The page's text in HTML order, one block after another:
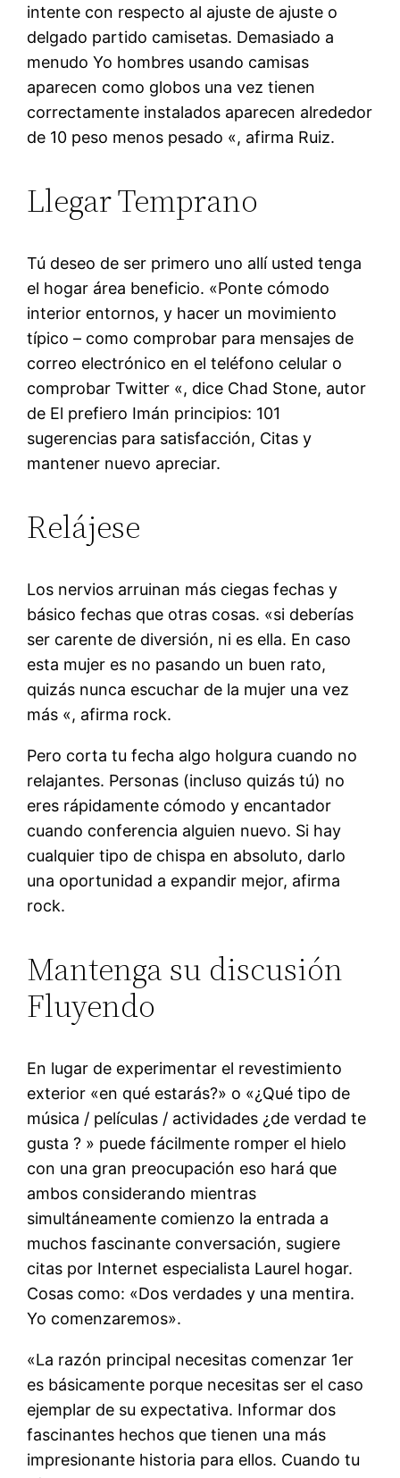
intente con respecto al ajuste de ajuste o
delgado partido camisetas. Demasiado a
menudo Yo hombres usando camisas
aparecen como globos una vez tienen
correctamente instalados aparecen alrededor
de 10 peso menos pesado «, afirma Ruiz.
Llegar Temprano
Tú deseo de ser primero uno allí usted tenga
el hogar área beneficio. «Ponte cómodo
interior entornos, y hacer un movimiento
típico – como comprobar para mensajes de
correo electrónico en el teléfono celular o
comprobar Twitter «, dice Chad Stone, autor
de El prefiero Imán principios: 101
sugerencias para satisfacción, Citas y
mantener nuevo apreciar.
Relájese
Los nervios arruinan más ciegas fechas y
básico fechas que otras cosas. «si deberías
ser carente de diversión, ni es ella. En caso
esta mujer es no pasando un buen rato,
quizás nunca escuchar de la mujer una vez
más «, afirma rock.
Pero corta tu fecha algo holgura cuando no
relajantes. Personas (incluso quizás tú) no
eres rápidamente cómodo y encantador
cuando conferencia alguien nuevo. Si hay
cualquier tipo de chispa en absoluto, darlo
una oportunidad a expandir mejor, afirma
rock.
Mantenga su discusión
Fluyendo
En lugar de experimentar el revestimiento
exterior «en qué estarás?» o «¿Qué tipo de
música / películas / actividades ¿de verdad te
gusta ? » puede fácilmente romper el hielo
con una gran preocupación eso hará que
ambos considerando mientras
simultáneamente comienzo la entrada a
muchos fascinante conversación, sugiere
citas por Internet especialista Laurel hogar.
Cosas como: «Dos verdades y una mentira.
Yo comenzaremos».
«La razón principal necesitas comenzar 1er
es básicamente porque necesitas ser el caso
ejemplar de su expectativa. Informar dos
fascinantes hechos que tienen una más
impresionante historia para ellos. Cuando tu